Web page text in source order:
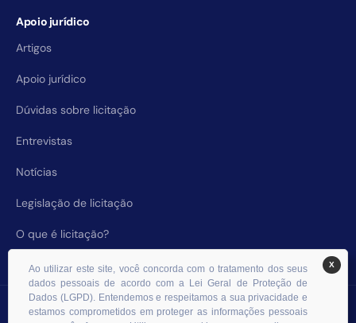
Apoio jurídico
Artigos
Apoio jurídico
Dúvidas sobre licitação
Entrevistas
Notícias
Legislação de licitação
O que é licitação?
© 2026 RHS Licitações. Todos os direitos reservados.
X
Ao utilizar este site, você concorda com o tratamento dos seus
dados pessoais de acordo com a Lei Geral de Proteção de
Dados (LGPD). Entendemos e respeitamos a sua privacidade e
estamos comprometidos em proteger as informações pessoais